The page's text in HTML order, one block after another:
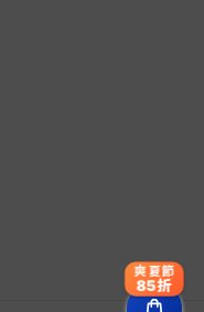
爽夏節
85折